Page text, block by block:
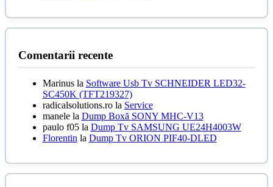
Comentarii recente
Marinusla Software Usb Tv SCHNEIDER LED32-
SC450K (TFT219327)
radicalsolutions.rola Service
manelela Dump Boxă SONY MHC-V13
paulo f05la Dump Tv SAMSUNG UE24H4003W
Florentinla Dump Tv ORION PIF40-DLED